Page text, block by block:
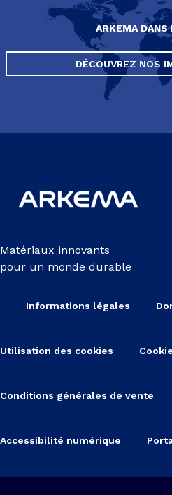
ARKEMA DANS
DÉCOUVREZ NOS
Matériaux innovants
pour un monde durable
Informations légales
Utilisation des cookies
Conditions générales de vente
Accessibilité numérique